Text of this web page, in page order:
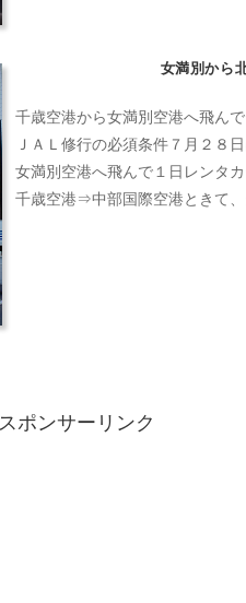
女満別から
千歳空港から女満別空港へ飛ん
ＪＡＬ修行の必須条件７月２８
女満別空港へ飛んで１日レンタ
千歳空港⇒中部国際空港ときて、
スポンサーリンク